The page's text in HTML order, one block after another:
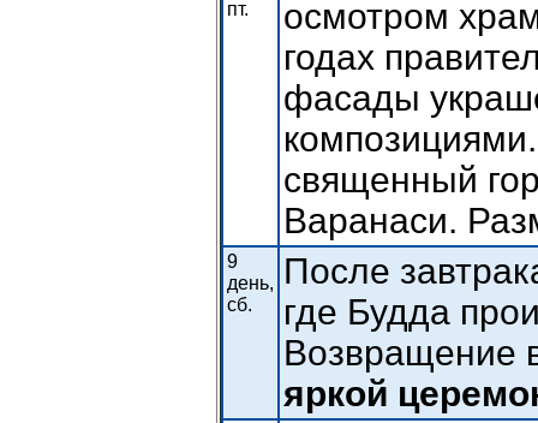
пт.
осмотром
годах
фасады
священный
Варанаси.
9
день,
сб.
После
где Будда
Возвращение
яркой